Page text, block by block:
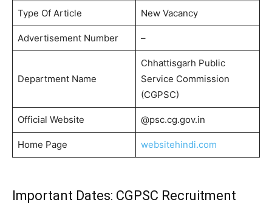
Type Of Article New Vacancy
Advertisement Number –
Department Name
Chhattisgarh Public
Service Commission
(CGPSC)
Official Website @psc.cg.gov.in
Home Page websitehindi.com
Important Dates: CGPSC Recruitment